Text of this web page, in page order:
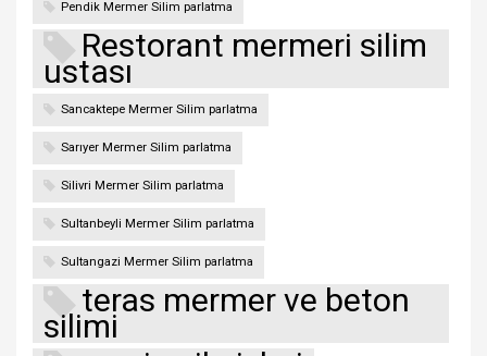
Pendik Mermer Silim parlatma
Restorant mermeri silim
ustası
Sancaktepe Mermer Silim parlatma
Sarıyer Mermer Silim parlatma
Silivri Mermer Silim parlatma
Sultanbeyli Mermer Silim parlatma
Sultangazi Mermer Silim parlatma
teras mermer ve beton
silimi